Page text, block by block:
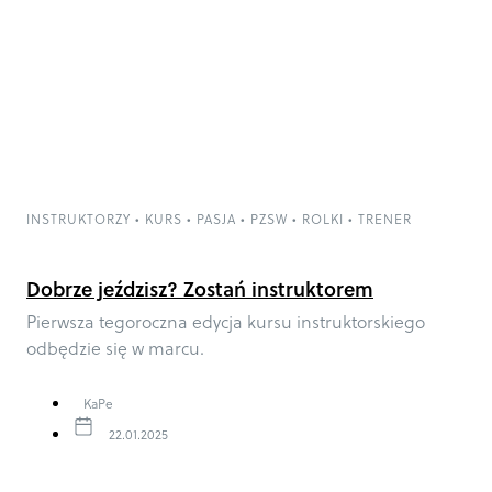
INSTRUKTORZY • KURS • PASJA • PZSW • ROLKI • TRENER
Dobrze jeździsz? Zostań instruktorem
rolkowym!
Pierwsza tegoroczna edycja kursu instruktorskiego
odbędzie się w marcu.
KaPe
22.01.2025